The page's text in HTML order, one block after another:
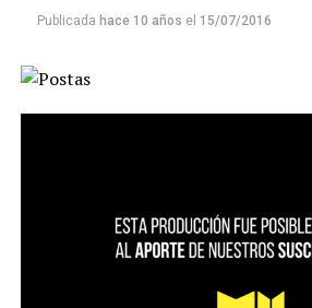
Publicada hace 10 años el 15/07/2016